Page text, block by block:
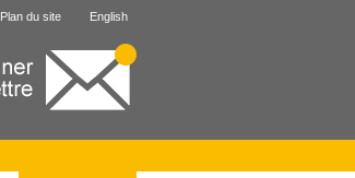
Plan du site English